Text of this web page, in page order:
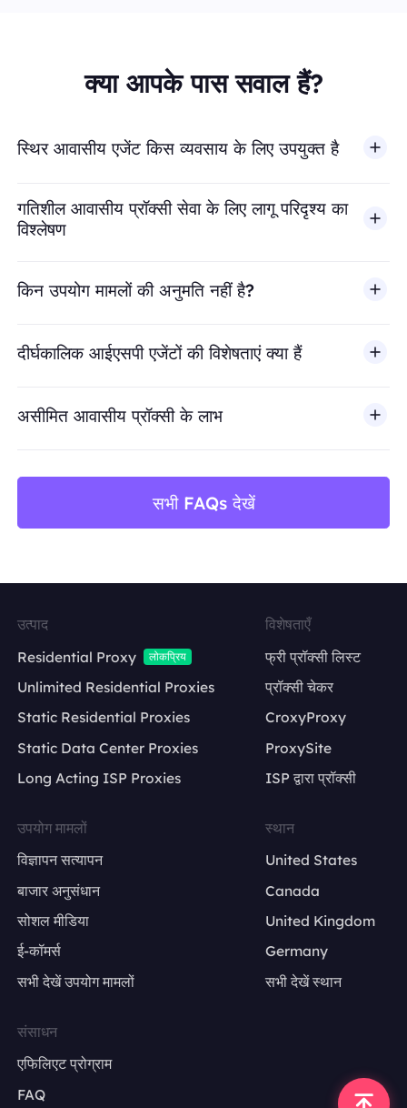
क्या आपके पास सवाल हैं?
स्थिर आवासीय एजेंट किस व्यवसाय के लिए उपयुक्त है
गतिशील आवासीय प्रॉक्सी सेवा के लिए लागू परिदृश्य का
विश्लेषण
किन उपयोग मामलों की अनुमति नहीं है?
BestProxy धोखाधड़ी, स्पैम, नकली एंगेजमेंट, क्रेडेंशियल दुरुपयोग,
दीर्घकालिक आईएसपी एजेंटों की विशेषताएं क्या हैं
असीमित आवासीय प्रॉक्सी के लाभ
सभी FAQs देखें
उत्पाद
Residential Proxy
लोकप्रिय
Unlimited Residential Proxies
Static Residential Proxies
Static Data Center Proxies
Long Acting ISP Proxies
विशेषताएँ
फ्री प्रॉक्सी लिस्ट
प्रॉक्सी चेकर
CroxyProxy
ProxySite
ISP द्वारा प्रॉक्सी
उपयोग मामलों
विज्ञापन सत्यापन
बाजार अनुसंधान
सोशल मीडिया
ई-कॉमर्स
सभी देखें उपयोग मामलों
स्थान
United States
Canada
United Kingdom
Germany
सभी देखें स्थान
संसाधन
एफिलिएट प्रोग्राम
FAQ